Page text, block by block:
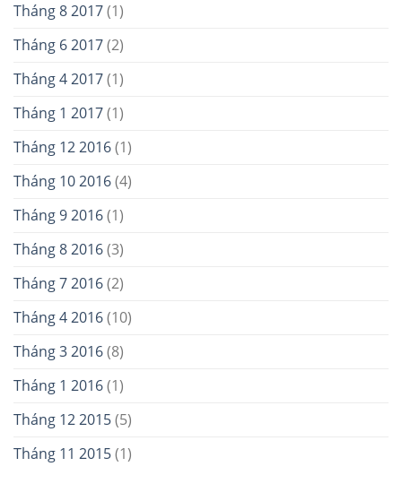
Tháng 8 2017(1)
Tháng 6 2017(2)
Tháng 4 2017(1)
Tháng 1 2017(1)
Tháng 12 2016(1)
Tháng 10 2016(4)
Tháng 9 2016(1)
Tháng 8 2016(3)
Tháng 7 2016(2)
Tháng 4 2016(10)
Tháng 3 2016(8)
Tháng 1 2016(1)
Tháng 12 2015(5)
Tháng 11 2015(1)